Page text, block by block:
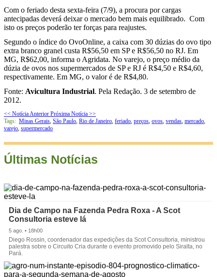
Com o feriado desta sexta-feira (7/9), a procura por cargas
antecipadas deverá deixar o mercado bem mais equilibrado. Com
isto os preços poderão ter forças para reajustes.
Segundo o índice do OvoOnline, a caixa com 30 dúzias do ovo tipo
extra branco granel custa R$56,50 em SP e R$56,50 no RJ. Em
MG, R$62,00, informa o Agridata. No varejo, o preço médio da
dúzia de ovos nos supermercados de SP e RJ é R$4,50 e R$4,60,
respectivamente. Em MG, o valor é de R$4,80.
Fonte: Avicultura Industrial. Pela Redação. 3 de setembro de
2012.
<< Notícia Anterior Próxima Notícia >>
Tags: Minas Gerais, São Paulo, Rio de Janeiro, feriado, preços, ovos, vendas, mercado,
varejo, supermercado
Últimas Notícias
Dia de Campo na Fazenda Pedra Roxa - A Scot
Consultoria esteve lá
5 ago. • 18h00
Diego Rossin, coordenador das expedições da Scot Consultoria, ministrou
palestra sobre o Circuito Cria durante o evento promovido pelo Siralta, no
Pará.